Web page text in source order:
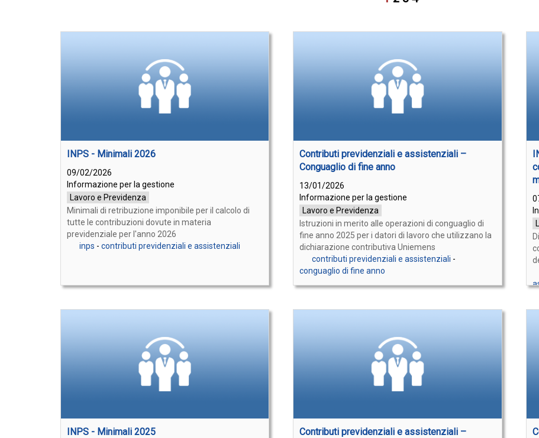
INPS - Minimali 2026
09/02/2026
Informazione per la gestione
Lavoro e Previdenza
Minimali di retribuzione imponibile per il calcolo di
tutte le contribuzioni dovute in materia
previdenziale per l'anno 2026
inps - contributi previdenziali e assistenziali
Contributi previdenziali e assistenziali –
Conguaglio di fine anno
13/01/2026
Informazione per la gestione
Lavoro e Previdenza
Istruzioni in merito alle operazioni di conguaglio di
fine anno 2025 per i datori di lavoro che utilizzano la
dichiarazione contributiva Uniemens
contributi previdenziali e assistenziali -
conguaglio di fine anno
INPS - Minimali 2025
Contributi previdenziali e assistenziali –